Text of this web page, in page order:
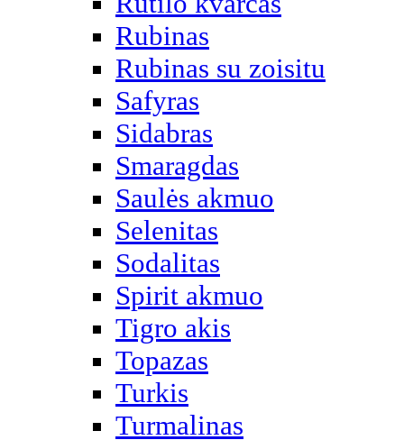
Rubinas
Rubinas su zoisitu
Safyras
Sidabras
Smaragdas
Saulės akmuo
Selenitas
Sodalitas
Spirit akmuo
Tigro akis
Topazas
Turkis
Turmalinas